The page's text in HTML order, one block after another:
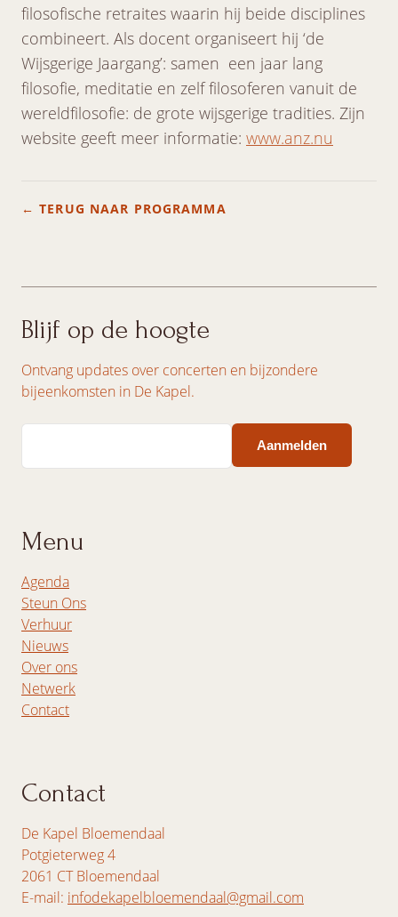
filosofische retraites waarin hij beide disciplines
combineert. Als docent organiseert hij ‘de
Wijsgerige Jaargang’: samen een jaar lang
filosofie, meditatie en zelf filosoferen vanuit de
wereldfilosofie: de grote wijsgerige tradities. Zijn
website geeft meer informatie: www.anz.nu
← TERUG NAAR PROGRAMMA
Blijf op de hoogte
Ontvang updates over concerten en bijzondere
bijeenkomsten in De Kapel.
Email
Menu
Agenda
Steun Ons
Verhuur
Nieuws
Over ons
Netwerk
Contact
Contact
De Kapel Bloemendaal
Potgieterweg 4
2061 CT Bloemendaal
E-mail: infodekapelbloemendaal@gmail.com